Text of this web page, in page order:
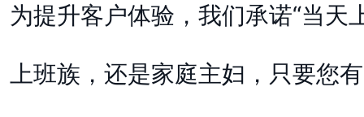
为提升客户体验，我们承诺“当天
上班族，还是家庭主妇，只要您